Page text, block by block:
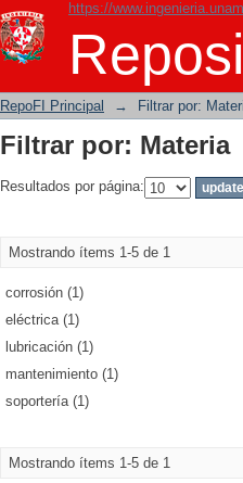
https://
Filtrar por: Materia
RepoFI Principal → Filtrar por:
Filtrar por: Materia
Resultados por página:
Mostrando ítems 1-5 de 1
corrosión (1)
eléctrica (1)
lubricación (1)
mantenimiento (1)
soportería (1)
Mostrando ítems 1-5 de 1